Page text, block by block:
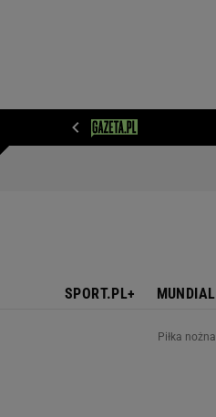
SPORT.PL+ MUNDIAL
Piłka nożna